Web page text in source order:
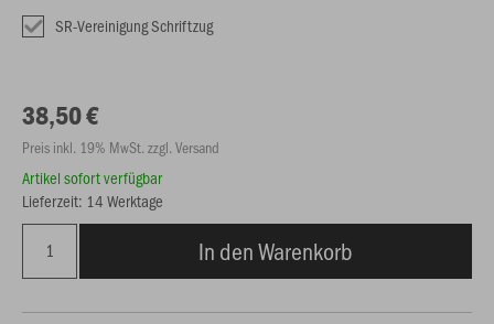
SR-Vereinigung Schriftzug
38,50 €
Preis inkl. 19% MwSt. zzgl. Versand
Artikel sofort verfügbar
Lieferzeit: 14 Werktage
In den Warenkorb